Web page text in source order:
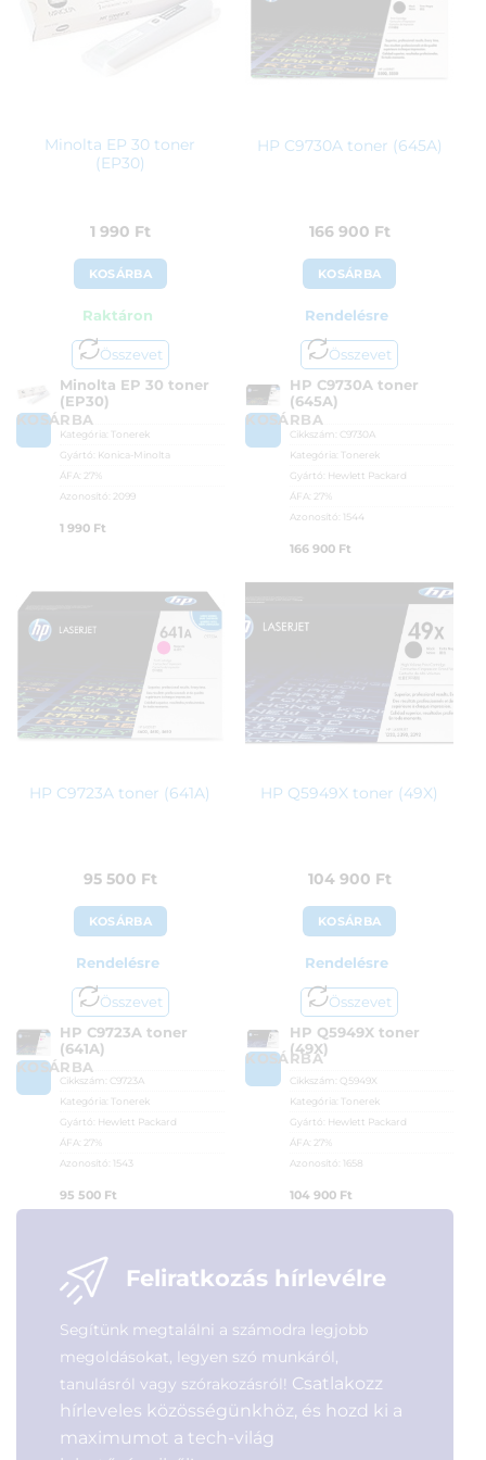
Minolta EP 30 toner
(EP30)
1 990 Ft
KOSÁRBA
Raktáron
Összevet
KOSÁRBA
Minolta EP 30 toner
(EP30)
Kategória:
Tonerek
Gyártó: Konica-Minolta
ÁFA:
27%
Azonosító:
2099
1 990 Ft
HP C9730A toner (645A)
166 900 Ft
KOSÁRBA
Rendelésre
Összevet
KOSÁRBA
HP C9730A toner
(645A)
Cikkszám: C9730A
Kategória:
Tonerek
Gyártó: Hewlett Packard
ÁFA:
27%
Azonosító: 1544
166 900 Ft
HP C9723A toner (641A)
95 500 Ft
KOSÁRBA
Rendelésre
Összevet
KOSÁRBA
HP C9723A toner
(641A)
Cikkszám: C9723A
Kategória:
Tonerek
Gyártó: Hewlett Packard
ÁFA: 27%
Azonosító: 1543
95 500 Ft
HP Q5949X toner (49X)
104 900 Ft
KOSÁRBA
Rendelésre
Összevet
KOSÁRBA
HP Q5949X toner
(49X)
Cikkszám: Q5949X
Kategória:
Tonerek
Gyártó: Hewlett Packard
ÁFA: 27%
Azonosító: 1658
104 900 Ft
Feliratkozás hírlevélre
Segítünk megtalálni a számodra legjobb
megoldásokat, legyen szó munkáról,
tanulásról vagy szórakozásról! Csatlakozz
hírleveles közösségünkhöz, és hozd ki a
maximumot a tech-világ